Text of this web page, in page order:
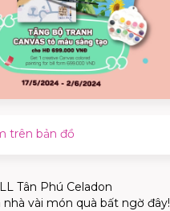
trên bản đồ
Tân Phú Celadon
vài món quà bất ngờ đây!